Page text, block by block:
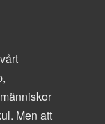
Men att